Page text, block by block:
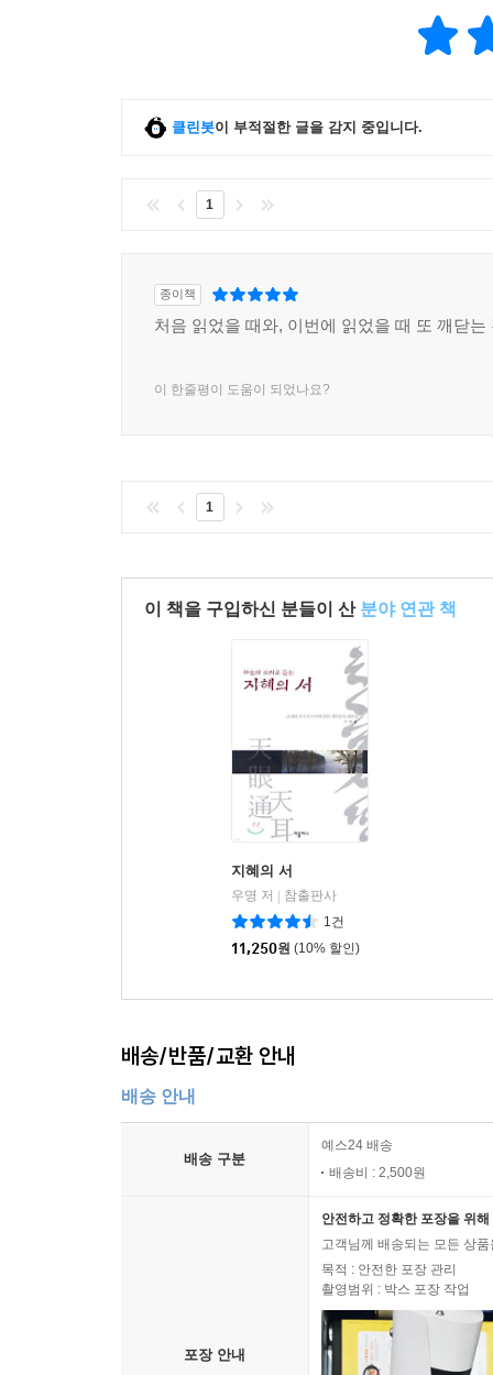
클린봇이 부적절한 글을 감지 중입니다.
1
종이책
처음 읽었을 때와, 이번에 읽었을 때 또 깨닫는
이 한줄평이 도움이 되었나요?
1
이 책을 구입하신 분들이 산 분야 연관 책
지혜의 서
우명 저
참출판사
1건
11,250원 (10% 할인)
배송/반품/교환 안내
배송 안내
배송 구분
예스24 배송
배송비 : 2,500원
포장 안내
안전하고 정확한 포장을 위
고객님께 배송되는 모든 상
목적 : 안전한 포장 관리
촬영범위 : 박스 포장 작업